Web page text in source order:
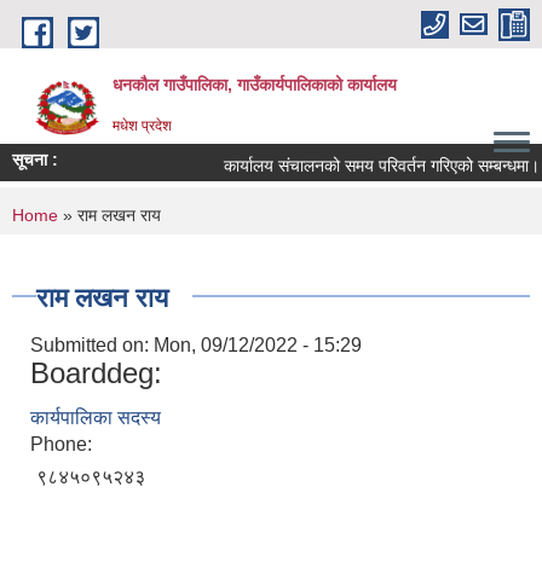
Skip to main content
धनकौल गाउँपालिका, गाउँकार्यपालिकाको कार्यालय
मधेश प्रदेश
सूचना : कार्यालय संचालनको समय परिवर्तन गरिएको सम्बन्धमा।
You are here
Home » राम लखन राय
राम लखन राय
Submitted on: Mon, 09/12/2022 - 15:29
Boarddeg:
कार्यपालिका सदस्य
Phone:
९८४५०९५२४३